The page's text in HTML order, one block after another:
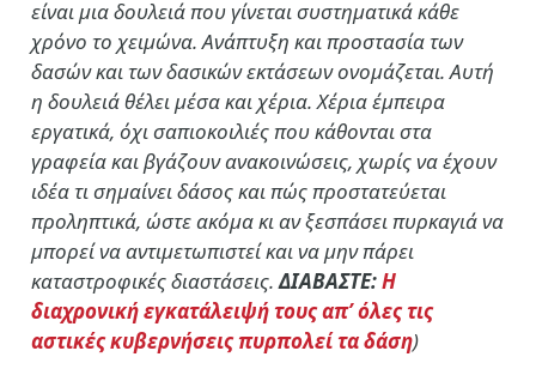
είναι μια δουλειά που γίνεται συστηματικά κάθε
χρόνο το χειμώνα. Ανάπτυξη και προστασία των
δασών και των δασικών εκτάσεων ονομάζεται. Αυτή
η δουλειά θέλει μέσα και χέρια. Χέρια έμπειρα
εργατικά, όχι σαπιοκοιλιές που κάθονται στα
γραφεία και βγάζουν ανακοινώσεις, χωρίς να έχουν
ιδέα τι σημαίνει δάσος και πώς προστατεύεται
προληπτικά, ώστε ακόμα κι αν ξεσπάσει πυρκαγιά να
μπορεί να αντιμετωπιστεί και να μην πάρει
καταστροφικές διαστάσεις.ΔΙΑΒΑΣΤΕ:Η
διαχρονική εγκατάλειψή τους απ’ όλες τις
αστικές κυβερνήσεις πυρπολεί τα δάση)